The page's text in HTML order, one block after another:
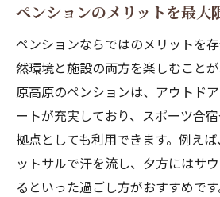
ペンションのメリットを最大
ペンションならではのメリットを
然環境と施設の両方を楽しむこと
原高原のペンションは、アウトド
ートが充実しており、スポーツ合
拠点としても利用できます。例え
ットサルで汗を流し、夕方にはサ
るといった過ごし方がおすすめで